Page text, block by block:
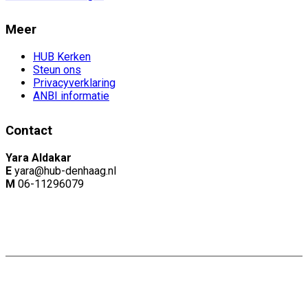
Meer
HUB Kerken
Steun ons
Privacyverklaring
ANBI informatie
Contact
Yara Aldakar
E yara@hub-denhaag.nl
M 06-11296079